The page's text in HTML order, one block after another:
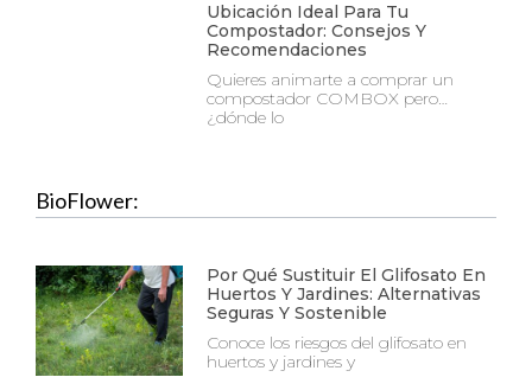
Ubicación Ideal Para Tu
Compostador: Consejos Y
Recomendaciones
Quieres animarte a comprar un
compostador COMBOX pero…
¿dónde lo
BioFlower:
Por Qué Sustituir El Glifosato En
Huertos Y Jardines: Alternativas
Seguras Y Sostenible
Conoce los riesgos del glifosato en
huertos y jardines y